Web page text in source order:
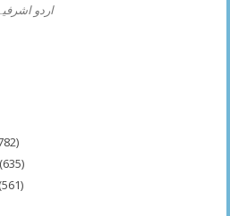
اردو
(635)
(561)